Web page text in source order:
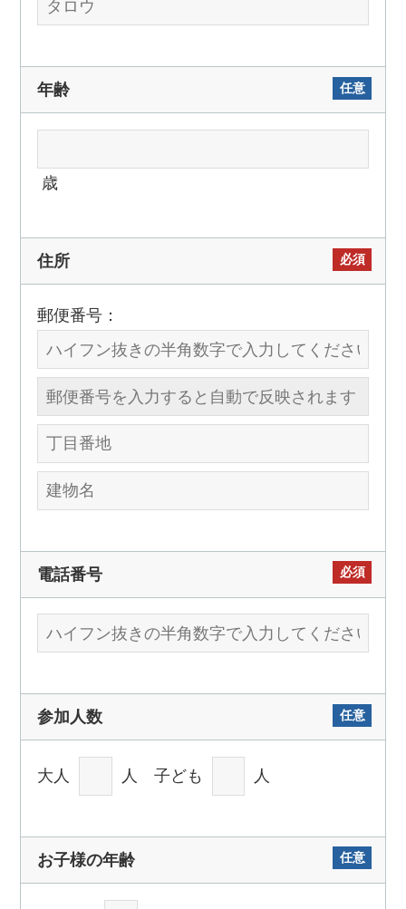
年齢 任意
歳
住所 必須
郵便番号：
電話番号 必須
参加人数 任意
大人 人 子ども 人
お子様の年齢 任意